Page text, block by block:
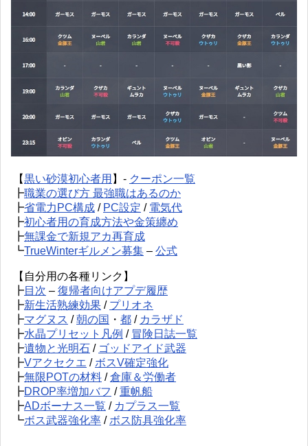
【黒い砂漠初心者用 】- クーポン一覧
┣職業の選び方 最強職はあるのか
┣省電力PC構成 / PC設定 / 電気代
┣初心者用の育成方法や金策纏め
┣無課金で新規アカ再育成
┗TrueWinterギルメン募集 – 公式
【自分用の各種リンク】
┣目次 – 復帰者向けアプデ履歴
┣新生活熟練効果 / プリオネ
┣マグヌス /朝の国 ・ 都 / カラザド
┣水晶プリセット凡例 / 冒険日誌一覧
┣遺物と光明石 / ゴッドアイド武器
┣Vアクセクエ / ボスV確定強化
┣無限POTの材料 /倉庫＆労働者
┣DROP率増加バフ /重帆船
┣ADボーナス一覧 / カプラス一覧
┗ボス武器強化率 / ボス防具強化率